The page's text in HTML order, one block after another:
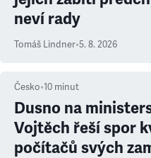
neví rady
Tomáš Lindner•5. 8. 2026
Česko•10 minut
Dusno na
Vojtěch řeší spor
počítačů svých